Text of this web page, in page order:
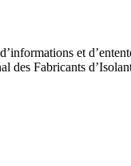
et
des Fabricants